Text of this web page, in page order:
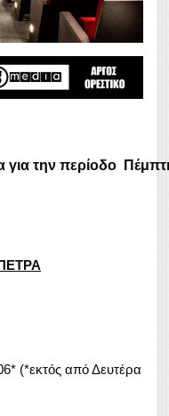
για την περίοδο
(*εκτός από Δευτέρα